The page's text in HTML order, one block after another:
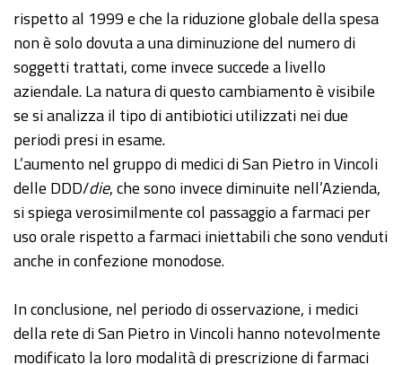
rispetto al 1999 e che la riduzione globale della spesa
non è solo dovuta a una diminuzione del numero di
soggetti trattati, come invece succede a livello
aziendale. La natura di questo cambiamento è visibile
se si analizza il tipo di antibiotici utilizzati nei due
periodi presi in esame.
L’aumento nel gruppo di medici di San Pietro in Vincoli
delle DDD/die, che sono invece diminuite nell’Azienda,
si spiega verosimilmente col passaggio a farmaci per
uso orale rispetto a farmaci iniettabili che sono venduti
anche in confezione monodose.
In conclusione, nel periodo di osservazione, i medici
della rete di San Pietro in Vincoli hanno notevolmente
modificato la loro modalità di prescrizione di farmaci